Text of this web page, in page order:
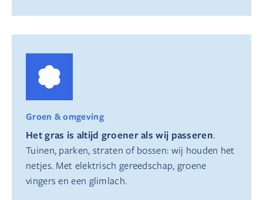
Groen & omgeving
Het gras is altijd groener als wij passeren.
Tuinen, parken, straten of bossen: wij houden het
netjes. Met elektrisch gereedschap, groene
vingers en een glimlach.